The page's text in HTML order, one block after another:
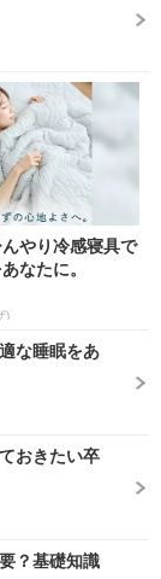
んやり冷感寝具で
なたに。
)
な睡眠をあ
おきたい卒
？基礎知識